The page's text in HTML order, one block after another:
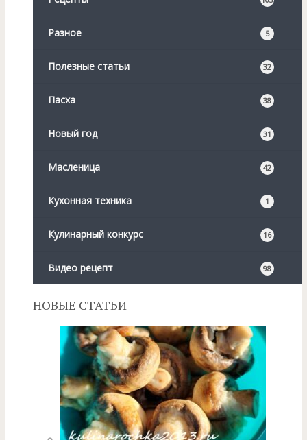
Разное 5
Полезные статьи 32
Пасха 38
Новый год 31
Масленица 42
Кухонная техника 1
Кулинарный конкурс 16
Видео рецепт 98
НОВЫЕ СТАТЬИ